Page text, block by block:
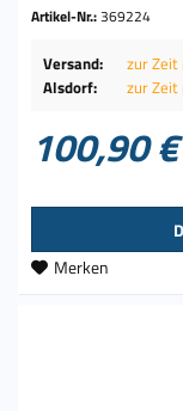
Artikel-Nr.:369224
Versand:
zur
Alsdorf:
zur
100,90
Merken